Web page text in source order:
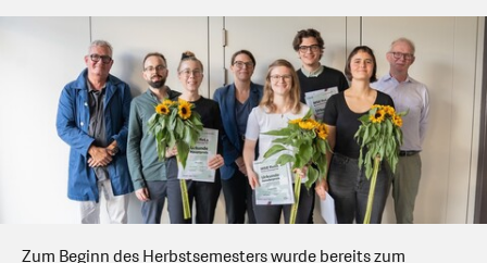
Zum Beginn des Herbstsemesters wurde bereits zum